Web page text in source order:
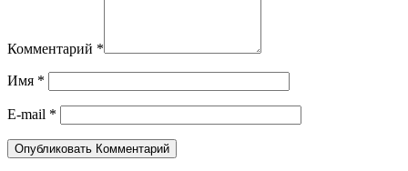
Комментарий *
Имя *
E-mail *